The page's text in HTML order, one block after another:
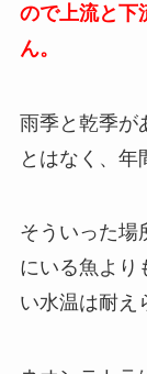
ので上流と下
ん。
雨季と乾季が
とはなく、年
そういった場
にいる魚より
い水温は耐え